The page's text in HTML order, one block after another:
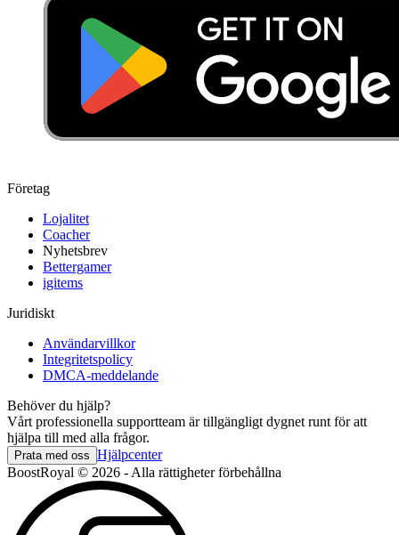
Företag
Lojalitet
Coacher
Nyhetsbrev
Bettergamer
igitems
Juridiskt
Användarvillkor
Integritetspolicy
DMCA-meddelande
Behöver du hjälp?
Vårt professionella supportteam är tillgängligt dygnet runt för att
hjälpa till med alla frågor.
Prata med oss Hjälpcenter
BoostRoyal © 2026 - Alla rättigheter förbehållna